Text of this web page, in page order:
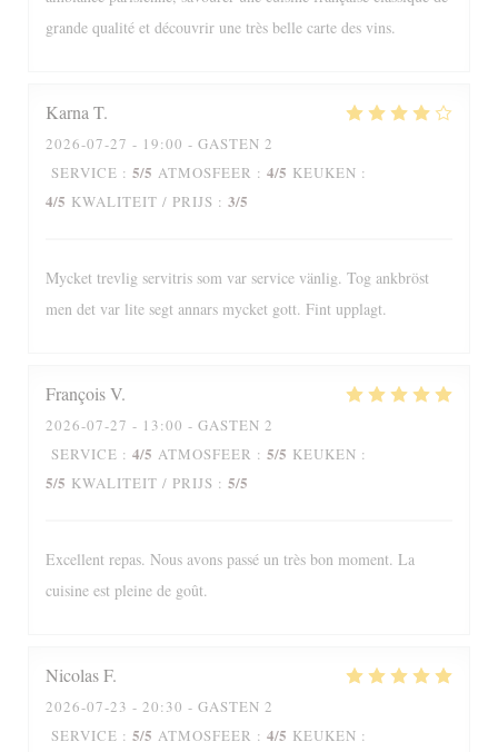
grande qualité et découvrir une très belle carte des vins.
Karna T
2026-07-27 - 19:00 - GASTEN 2
SERVICE : 5/5 ATMOSFEER : 4/5 KEUKEN :
4/5 KWALITEIT / PRIJS : 3/5
Mycket trevlig servitris som var service vänlig. Tog ankbröst
men det var lite segt annars mycket gott. Fint upplagt.
FrançoisV
2026-07-27 - 13:00 - GASTEN 2
SERVICE : 4/5 ATMOSFEER : 5/5 KEUKEN :
5/5 KWALITEIT / PRIJS : 5/5
Excellent repas. Nous avons passé un très bon moment. La
cuisine est pleine de goût.
NicolasF
2026-07-23 - 20:30 - GASTEN 2
SERVICE : 5/5 ATMOSFEER : 4/5 KEUKEN :